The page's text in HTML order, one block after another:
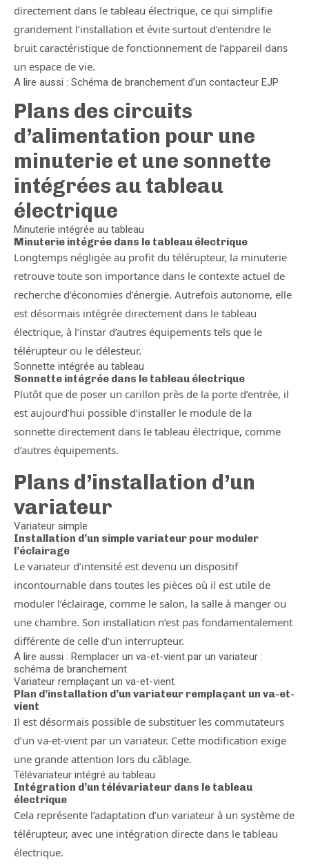
directement dans le tableau électrique, ce qui simplifie
grandement l’installation et évite surtout d’entendre le
bruit caractéristique de fonctionnement de l’appareil dans
un espace de vie.
A lire aussi : Schéma de branchement d’un contacteur EJP
Plans des circuits
d’alimentation pour une
minuterie et une sonnette
intégrées au tableau
électrique
Minuterie intégrée au tableau
Minuterie intégrée dans le tableau électrique
Longtemps négligée au profit du télérupteur, la minuterie
retrouve toute son importance dans le contexte actuel de
recherche d’économies d’énergie. Autrefois autonome, elle
est désormais intégrée directement dans le tableau
électrique, à l’instar d’autres équipements tels que le
télérupteur ou le délesteur.
Sonnette intégrée au tableau
Sonnette intégrée dans le tableau électrique
Plutôt que de poser un carillon près de la porte d’entrée, il
est aujourd’hui possible d’installer le module de la
sonnette directement dans le tableau électrique, comme
d’autres équipements.
Plans d’installation d’un
variateur
Variateur simple
Installation d’un simple variateur pour moduler
l’éclairage
Le variateur d’intensité est devenu un dispositif
incontournable dans toutes les pièces où il est utile de
moduler l’éclairage, comme le salon, la salle à manger ou
une chambre. Son installation n’est pas fondamentalement
différente de celle d’un interrupteur.
A lire aussi : Remplacer un va-et-vient par un variateur :
schéma de branchement
Variateur remplaçant un va-et-vient
Plan d’installation d’un variateur remplaçant un va-et-
vient
Il est désormais possible de substituer les commutateurs
d’un va-et-vient par un variateur. Cette modification exige
une grande attention lors du câblage.
Télévariateur intégré au tableau
Intégration d’un télévariateur dans le tableau
électrique
Cela représente l’adaptation d’un variateur à un système de
télérupteur, avec une intégration directe dans le tableau
électrique.